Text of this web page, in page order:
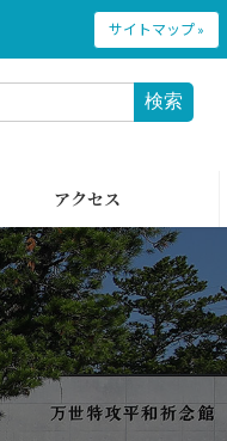
サイトマップ »
検索
アクセス